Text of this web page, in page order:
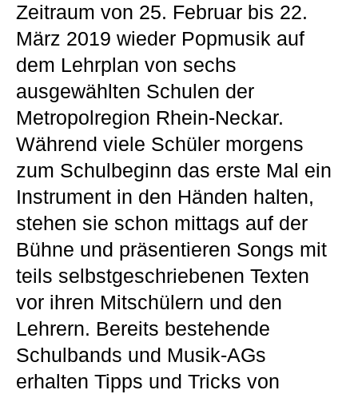
Zeitraum von 25. Februar bis 22.
März 2019 wieder Popmusik auf
dem Lehrplan von sechs
ausgewählten Schulen der
Metropolregion Rhein-Neckar.
Während viele Schüler morgens
zum Schulbeginn das erste Mal ein
Instrument in den Händen halten,
stehen sie schon mittags auf der
Bühne und präsentieren Songs mit
teils selbstgeschriebenen Texten
vor ihren Mitschülern und den
Lehrern. Bereits bestehende
Schulbands und Musik-AGs
erhalten Tipps und Tricks von